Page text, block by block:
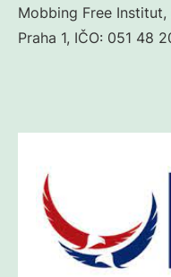
Mobbing Free Institut,
Praha 1, IČO: 051 48